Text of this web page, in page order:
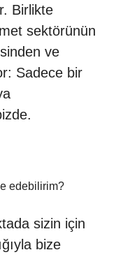
Birlikte
sektörünün
ve
Sadece bir
edebilirim?
sizin için
bize